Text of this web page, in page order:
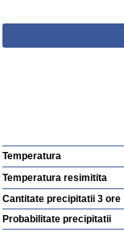
Temperatura
Temperatura resimitita
Cantitate precipitatii 3 ore
Probabilitate precipitatii